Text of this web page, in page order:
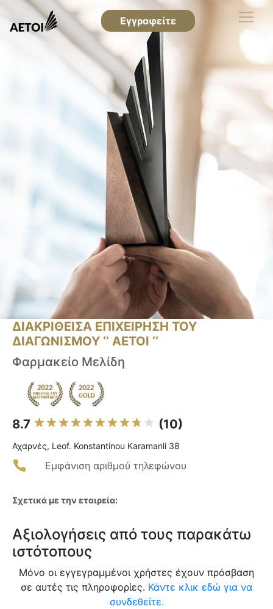
Εγγραφείτε
ΔΙΑΚΡΙΘΕΙΣΑ ΕΠΙΧΕΙΡΗΣΗ ΤΟΥ
ΔΙΑΓΩΝΙΣΜΟΥ ‘’ ΑΕΤΟΙ ‘’
Φαρμακείο Μελίδη
8.7 (10)
Αχαρνές, Leof. Konstantinou Karamanli 38
Εμφάνιση αριθμού τηλεφώνου
Σχετικά με την εταιρεία:
Αξιολογήσεις από τους παρακάτω
ιστότοπους
Μόνο οι εγγεγραμμένοι χρήστες έχουν πρόσβαση
σε αυτές τις πληροφορίες. Κάντε κλικ εδώ για να
συνδεθείτε.